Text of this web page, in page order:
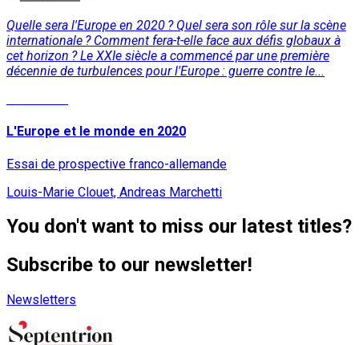
Quelle sera l'Europe en 2020 ? Quel sera son rôle sur la scène
internationale ? Comment fera-t-elle face aux défis globaux à
cet horizon ? Le XXIe siècle a commencé par une première
décennie de turbulences pour l'Europe : guerre contre le...
L'Europe et le monde en 2020
Essai de prospective franco-allemande
Louis-Marie Clouet, Andreas Marchetti
You don't want to miss our latest titles?
Subscribe to our newsletter!
Newsletters